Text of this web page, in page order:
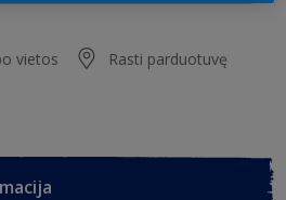
vietos Rasti parduotuvę